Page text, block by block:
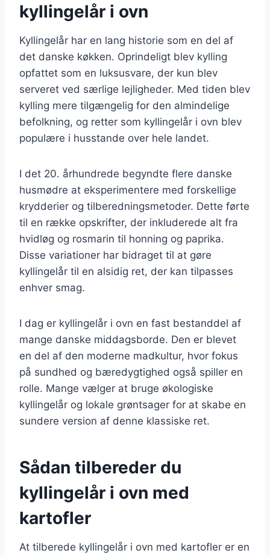
kyllingelår i ovn
Kyllingelår har en lang historie som en del af
det danske køkken. Oprindeligt blev kylling
opfattet som en luksusvare, der kun blev
serveret ved særlige lejligheder. Med tiden blev
kylling mere tilgængelig for den almindelige
befolkning, og retter som kyllingelår i ovn blev
populære i husstande over hele landet.
I det 20. århundrede begyndte flere danske
husmødre at eksperimentere med forskellige
krydderier og tilberedningsmetoder. Dette førte
til en række opskrifter, der inkluderede alt fra
hvidløg og rosmarin til honning og paprika.
Disse variationer har bidraget til at gøre
kyllingelår til en alsidig ret, der kan tilpasses
enhver smag.
I dag er kyllingelår i ovn en fast bestanddel af
mange danske middagsborde. Den er blevet
en del af den moderne madkultur, hvor fokus
på sundhed og bæredygtighed også spiller en
rolle. Mange vælger at bruge økologiske
kyllingelår og lokale grøntsager for at skabe en
sundere version af denne klassiske ret.
Sådan tilbereder du
kyllingelår i ovn med
kartofler
At tilberede kyllingelår i ovn med kartofler er en